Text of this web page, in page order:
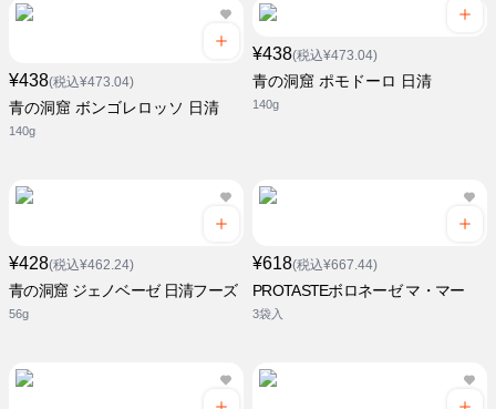
¥438(税込¥473.04)
青の洞窟 ボンゴレロッソ 日清
140g
¥438(税込¥473.04)
青の洞窟 ポモドーロ 日清
140g
¥428(税込¥462.24)
青の洞窟 ジェノベーゼ 日清フーズ
56g
¥618(税込¥667.44)
PROTASTEボロネーゼ マ・マー
3袋入